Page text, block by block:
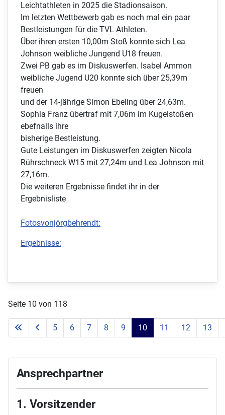
Leichtathleten in 2025 die Stadionsaison.
Im letzten Wettbewerb gab es noch mal ein paar
Bestleistungen für die TVL Athleten.
Über ihren ersten 10,00m Stoß konnte sich Lea
Johnson weibliche Jungend U18 freuen.
Zwei PB gab es im Diskuswerfen. Isabel Ammon
weibliche Jugend U20 konnte sich über 25,39m
freuen
und der 14-jährige Simon Ebeling über 24,63m.
Sophia Franz übertraf mit 7,06m im Kugelstoßen
ebefnalls ihre
bisherige Bestleistung.
Gute Leistungen im Diskuswerfen zeigten Nicola
Rührschneck W15 mit 27,24m und Lea Johnson mit
27,16m.
Die weiteren Ergebnisse findet ihr in der
Ergebnisliste
Fotosvonjörgbehrendt:
Ergebnisse:
Seite 10 von 118
5 6 7 8 9 10 11 12 13
Ansprechpartner
1. Vorsitzender